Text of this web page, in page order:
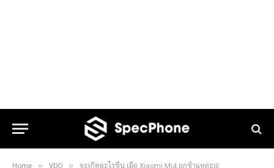
Home » VDO » จะเกิดอะไรขึ้น เมื่อ Xiaomi Mi4 ถูกชำแหละ!!!